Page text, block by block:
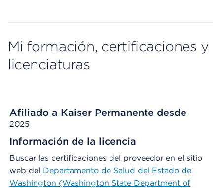
Mi formación, certificaciones y
licenciaturas
Afiliado a Kaiser Permanente desde
2025
Información de la licencia
Buscar las certificaciones del proveedor en el sitio
web del Departamento de Salud del Estado de
Washington (Washington State Department of